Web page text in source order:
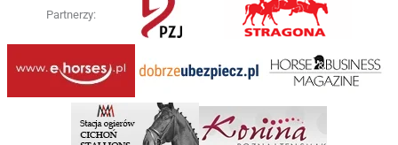
Partnerzy: